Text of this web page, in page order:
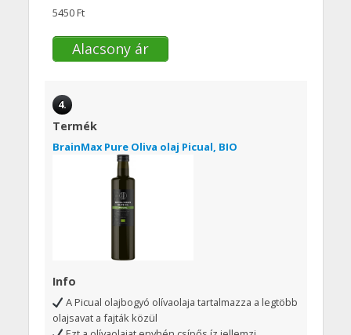
5450 Ft
Alacsony ár
4.
Termék
BrainMax Pure Oliva olaj Picual, BIO
Info
A Picual olajbogyó olívaolaja tartalmazza a legtöbb
olajsavat a fajták közül